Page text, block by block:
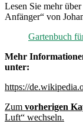
Lesen Sie mehr
Anfänger“ von
Gartenbuch
Mehr
unter:
https://
Zum vorherigen
Luft“ wechseln.